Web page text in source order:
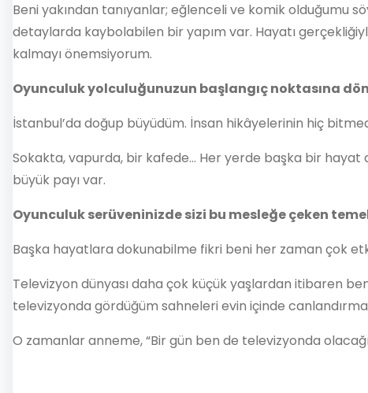
Beni yakından tanıyanlar; eğlenceli ve komik olduğumu
detaylarda kaybolabilen bir yapım var. Hayatı
kalmayı önemsiyorum.
Oyunculuk yolculuğunuzun başlangıç noktasına
İstanbul’da doğup büyüdüm. İnsan hikâyelerinin hiç
Sokakta, vapurda, bir kafede… Her yerde başka bir hayat
büyük payı var.
Oyunculuk serüveninizde sizi bu mesleğe çeken
Başka hayatlara dokunabilme fikri beni her zaman çok
Televizyon dünyası daha çok küçük yaşlardan itibaren
televizyonda gördüğüm sahneleri evin içinde
O zamanlar anneme, “Bir gün ben de televizyonda